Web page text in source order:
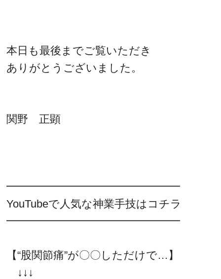
本日も最後までご覧いただき
ありがとうございました。
関野 正顕
━━━━━━━━━━━━━━━━
YouTubeで人気な神業手技はコチラ
━━━━━━━━━━━━━━━━
【“股関節痛”が〇〇しただけで…】
↓↓↓